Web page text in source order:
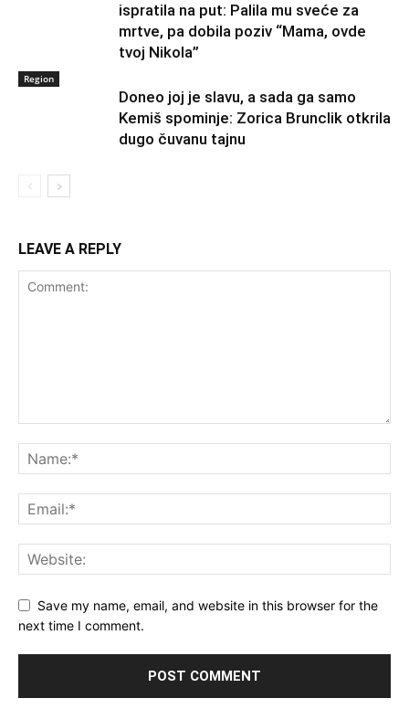
ispratila na put: Palila mu sveće za
mrtve, pa dobila poziv “Mama, ovde
tvoj Nikola”
Region
Doneo joj je slavu, a sada ga samo
Kemiš spominje: Zorica Brunclik otkrila
dugo čuvanu tajnu
LEAVE A REPLY
Save my name, email, and website in this browser for the
next time I comment.